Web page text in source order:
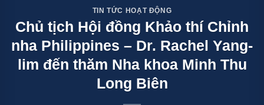
TIN TỨC HOẠT ĐỘNG
Chủ tịch Hội đồng Khảo thí Chỉnh
nha Philippines – Dr. Rachel Yang-
lim đến thăm Nha khoa Minh Thu
Long Biên